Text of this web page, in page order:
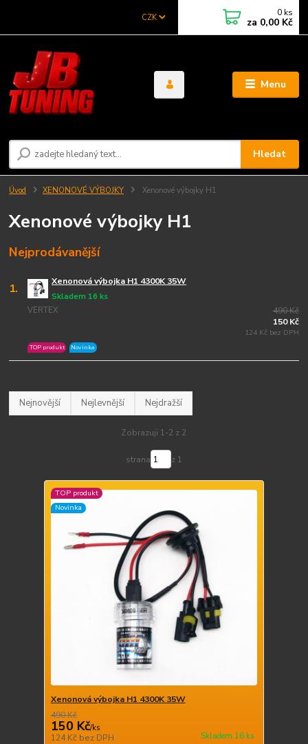
Menu
CZK
Hledat
0 ks
za 0,00 Kč
Úvod XENONOVÉ VÝBOJKY Xenonové výbojky H1
Xenonové výbojky H1
Nejprodávanější
1. Xenonová výbojka H1 4300K 35W
VERTEX
Skladem 16 ks
TOP produkt Novinka
490 Kč
150 Kč
124 Kč bez DPH
Nejnovější Nejlevnější Nejdražší
Zobrazuji 1-2 z 2
strana z 1
TOP produkt
Novinka
Xenonová výbojka H1 4300K 35W
490 Kč
150 Kč/ks
124 Kč bez DPH Skladem 16 ks